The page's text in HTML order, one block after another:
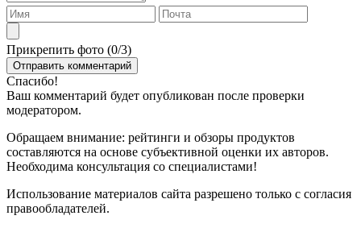
Прикрепить фото (0/3)
Спасибо!
Ваш комментарий будет опубликован после проверки
модератором.
Обращаем внимание: рейтинги и обзоры продуктов
составляются на основе субъективной оценки их авторов.
Необходима консультация со специалистами!
Использование материалов сайта разрешено только с согласия
правообладателей.